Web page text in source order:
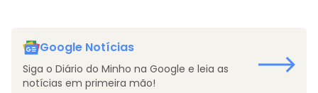
Google Notícias
Siga o Diário do Minho na Google e leia as
notícias em primeira mão!